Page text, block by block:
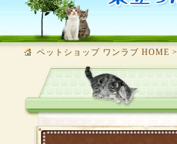
ペットショップ ワンラブ HOME >